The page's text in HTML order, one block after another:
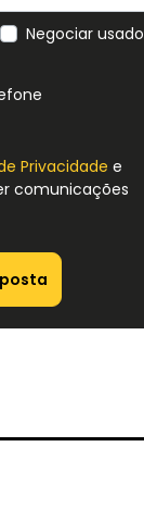
Negociar usado
Privacidade e
comunicações